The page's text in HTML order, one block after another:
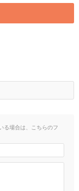
る場合は、こちらのフ